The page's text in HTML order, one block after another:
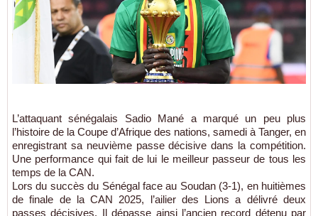
L’attaquant sénégalais Sadio Mané a marqué un peu plus
l’histoire de la Coupe d’Afrique des nations, samedi à Tanger, en
enregistrant sa neuvième passe décisive dans la compétition.
Une performance qui fait de lui le meilleur passeur de tous les
temps de la CAN.
Lors du succès du Sénégal face au Soudan (3-1), en huitièmes
de finale de la CAN 2025, l’ailier des Lions a délivré deux
passes décisives. Il dépasse ainsi l’ancien record détenu par